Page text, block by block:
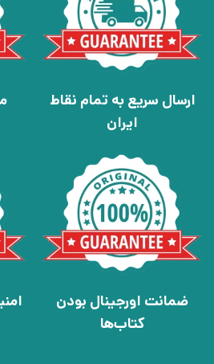
ارسال سریع به تمام نقاط
ایران
ضمانت اورجینال بودن
کتاب‌ها